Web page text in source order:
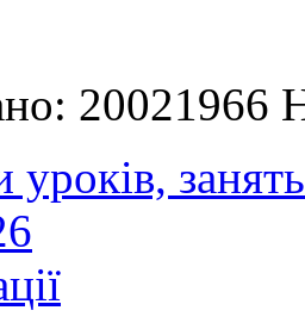
20021966
уроків, занять